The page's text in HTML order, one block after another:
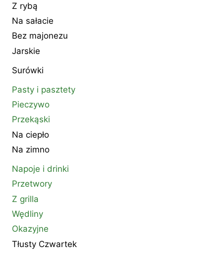
Z rybą
Na sałacie
Bez majonezu
Jarskie
Surówki
Pasty i pasztety
Pieczywo
Przekąski
Na ciepło
Na zimno
Napoje i drinki
Przetwory
Z grilla
Wędliny
Okazyjne
Tłusty Czwartek